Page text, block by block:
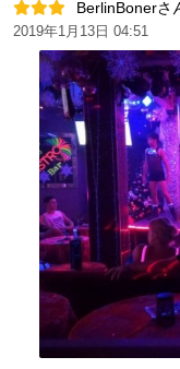
BerlinBonerさ
2019年1月13日 04:51